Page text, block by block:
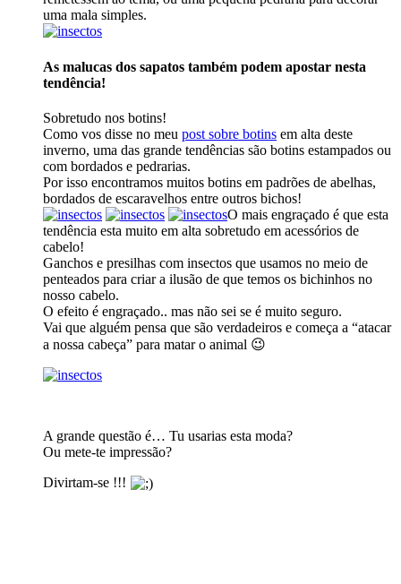
uma mala simples.
As malucas dos sapatos também podem apostar nesta
tendência!
Sobretudo nos botins!
Como vos disse no meu post sobre botins em alta deste
inverno, uma das grande tendências são botins estampados ou
com bordados e pedrarias.
Por isso encontramos muitos botins em padrões de abelhas,
bordados de escaravelhos entre outros bichos!
O mais engraçado é que esta
tendência esta muito em alta sobretudo em acessórios de
cabelo!
Ganchos e presilhas com insectos que usamos no meio de
penteados para criar a ilusão de que temos os bichinhos no
nosso cabelo.
O efeito é engraçado.. mas não sei se é muito seguro.
Vai que alguém pensa que são verdadeiros e começa a “atacar
a nossa cabeça” para matar o animal 😉
A grande questão é… Tu usarias esta moda?
Ou mete-te impressão?
Divirtam-se !!!